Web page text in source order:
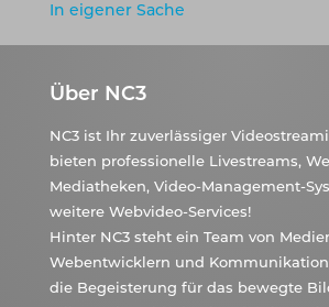
In eigener Sache
Über NC3
NC3 ist Ihr zuverlässiger
bieten professionelle Livestreams,
Mediatheken, Video-Management-
weitere Webvideo-Services!
Hinter NC3 steht ein Team von
Webentwicklern und
die Begeisterung für das bewegte